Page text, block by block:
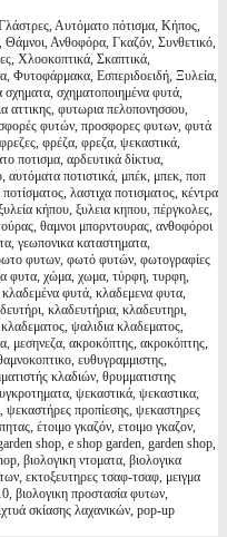
Αυτόματο πότισμα, Κήπος,
Θάμνοι, Ανθοφόρα, Γκαζόν, Συνθετικό,
Χλοοκοπτικά, Σκαπτικά,
Φυτοφάρμακα, Εσπεριδοειδή, Ξυλεία,
σχηματα, σχηματοποιημένα φυτά,
αττικης, φυτωρια πελοπονησσου,
φυτών, προσφορες φυτων, φυτά
φρέζα, φρεζα, ψεκαστικά,
ποτισμα, αρδευτικά δίκτυα,
αυτόματα ποτιστικά, μπέκ, μπεκ, ποπ
λαστιχα ποτισματος, κέντρα
κήπου, ξυλεια κηπου, πέργκολες,
θαμνοι μπορντουρας, ανθοφόροι
γεωπονικα καταστηματα,
φυτων, φωτό φυτών, φωτογραφίες
φυτα, χώμα, χωμα, τύρφη, τυρφη,
κλαδεμένα φυτά, κλαδεμενα φυτα,
κλαδευτήρια, κλαδευτηρι,
ψαλιδια κλαδεματος,
μεσηνεζα, ακροκόπτης, ακροκόπτης,
ευθυγραμμιστης,
κλαδιών, θρυμματιστης
ψεκαστικά, ψεκαστικα,
προπίεσης, ψεκαστηρες
έτοιμο γκαζόν, ετοιμο γκαζον,
shop, e shop garden, garden shop,
βιολογικη ντοματα, βιολογικα
εκτοξευτηρες τσαφ-τσαφ, μειγμα
βιολογικη προστασία φυτων,
σκίασης λαχανικών, pop-up